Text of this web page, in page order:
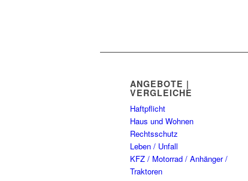
ANGEBOTE |
VERGLEICHE
Haftpflicht
Haus und Wohnen
Rechtsschutz
Leben / Unfall
KFZ / Motorrad / Anhänger /
Traktoren